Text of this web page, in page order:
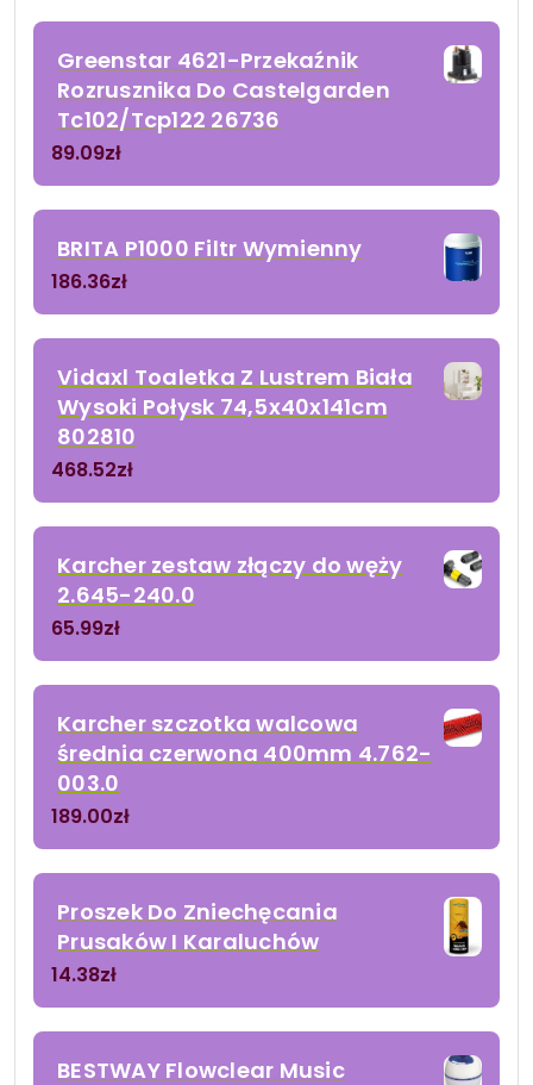
Greenstar 4621-Przekaźnik
Rozrusznika Do Castelgarden
Tc102/Tcp122 26736
89.09zł
BRITA P1000 Filtr Wymienny
186.36zł
Vidaxl Toaletka Z Lustrem Biała
Wysoki Połysk 74,5x40x141cm
802810
468.52zł
Karcher zestaw złączy do węży
2.645-240.0
65.99zł
Karcher szczotka walcowa
średnia czerwona 400mm 4.762-
003.0
189.00zł
Proszek Do Zniechęcania
Prusaków I Karaluchów
14.38zł
BESTWAY Flowclear Music